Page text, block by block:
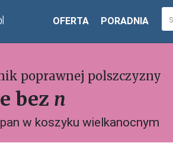
OFERTA PORADNIA
poprawnej polszczyzny
bez n
w koszyku wielkanocnym